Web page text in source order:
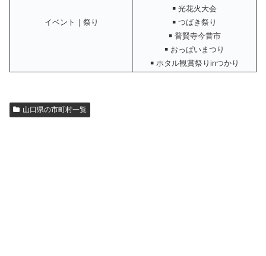
イベント｜祭り
￭ 光花火大会
￭ つばき祭り
￭ 普賢寺今昔市
￭ おっぱいまつり
￭ ホタル観賞祭りinつかり
山口県の市町村一覧